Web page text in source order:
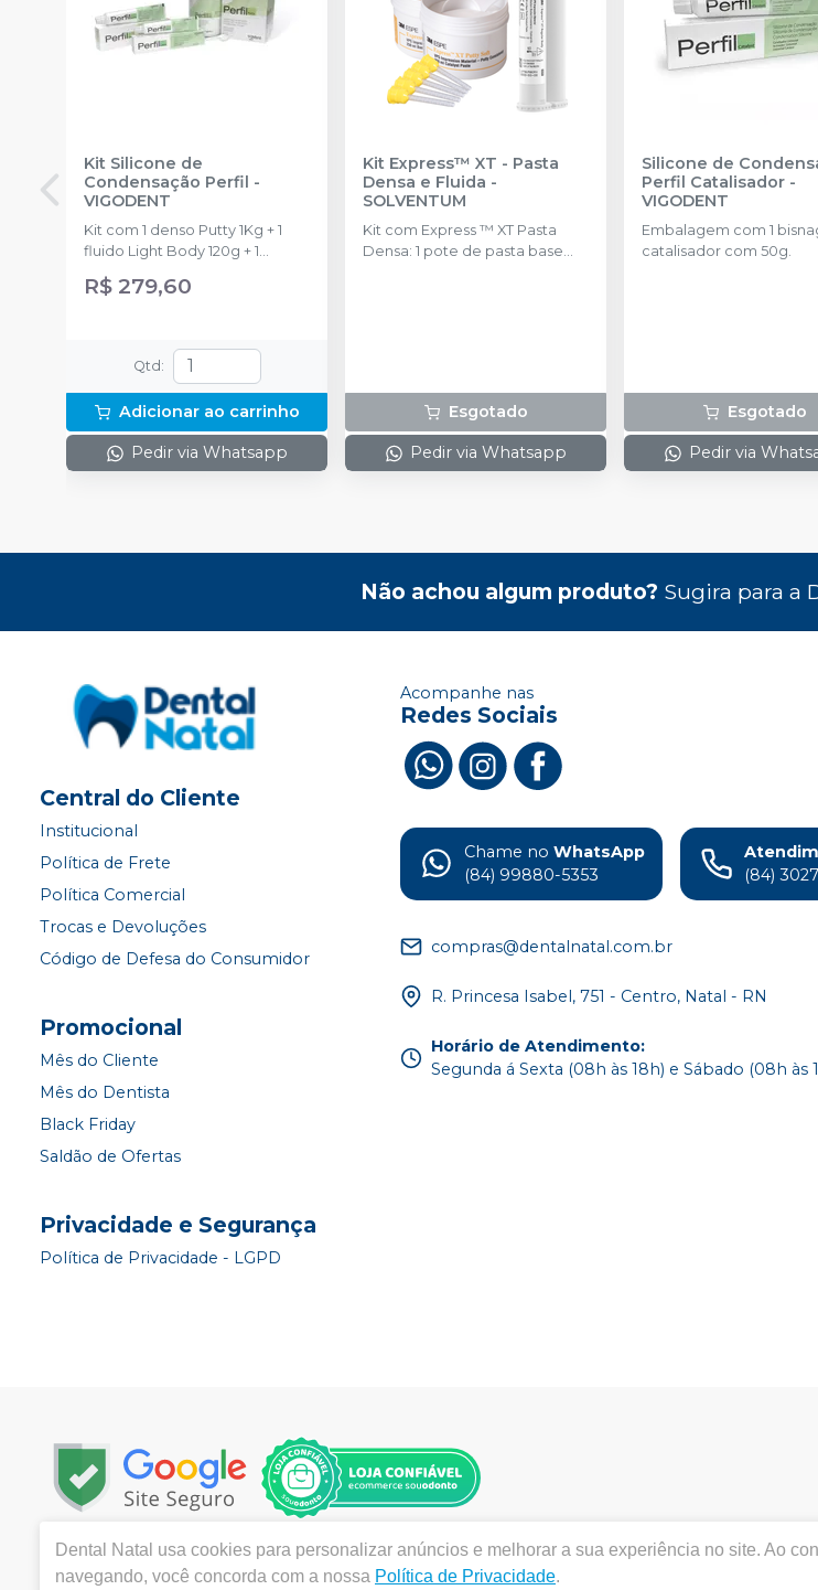
Kit Silicone de
Condensação Perfil -
VIGODENT
Kit com 1 denso Putty 1Kg + 1
fluido Light Body 120g + 1
R$ 279,60
Qtd :
Adicionar ao carrinho
Pedir via Whatsapp
Kit Express™ XT - Pasta
Densa e Fluida -
SOLVENTUM
Kit com Express ™ XT Pasta
Densa: 1 pote de pasta base
Amarelas
Esgotado
Pedir via Whatsapp
Silicone de
Perfil Catalisador -
VIGODENT
Embalagem com 1
catalisador com 50g.
Esgotado
Pedir via
Não achou algum produto? Sugira para a
Central do Cliente
Institucional
Política de Frete
Política Comercial
Trocas e Devoluções
Código de Defesa do Consumidor
Promocional
Mês do Cliente
Mês do Dentista
Black Friday
Saldão de Ofertas
Privacidade e Segurança
Política de Privacidade - LGPD
Acompanhe nas
Redes Sociais
Chame no WhatsApp
(84) 99880-5353
(84)
compras@dentalnatal.com.br
R. Princesa Isabel, 751 - Centro, Natal - RN
Horário de Atendimento:
Segunda á Sexta (08h às 18h) e Sábado (08h às
Copyright © 2023 | Todos os direitos reservados | www.dentalnatal.com.br |DENTAL NATAL
Isabel, 751 Cidade Alta, Natal / RN - CEP: 59.025-400 | Autorizações de Funcionamento ANVISA
Dental Natal usa cookies para personalizar anúncios e melhorar a sua experiência no site. Ao
navegando, você concorda com a nossa Política de Privacidade.